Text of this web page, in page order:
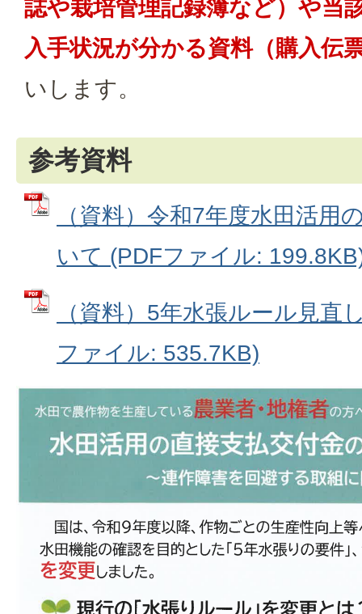
誌や栽培管理記録簿など）や当
入手状況が分かる資料（購入伝
いします。
参考資料
（資料）令和7年度水田活用
いて (PDFファイル:
（資料）5年水張ルール見直
ファイル: 535.7KB)